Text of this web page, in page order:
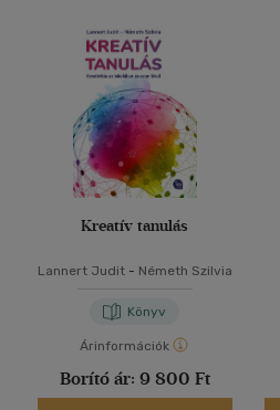
Kreatív tanulás
Lannert Judit- Németh Szilvia
Könyv
Árinformációk
Borító ár: 9 800 Ft